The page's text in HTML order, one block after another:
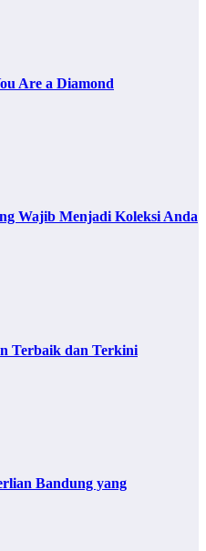
Are a Diamond
Wajib Menjadi Koleksi Anda
Terbaik dan Terkini
Bandung yang